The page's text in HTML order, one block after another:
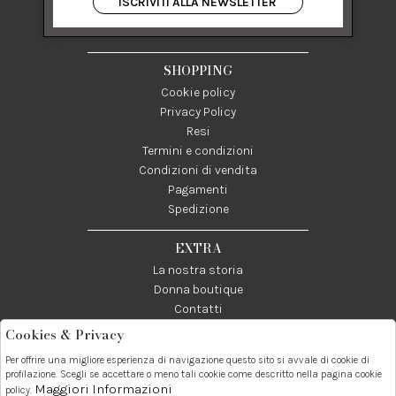
84122 Salerno Italia
P IVA 03024950655
SHOPPING
Cookie policy
Privacy Policy
Resi
Termini e condizioni
Condizioni di vendita
Pagamenti
Spedizione
EXTRA
La nostra storia
Donna boutique
Contatti
Telefono:
089237858
Whatsapp:
3338855601
Contatti:
info@donna1981.it
Cookies & Privacy
Per offrire una migliore esperienza di navigazione questo sito si avvale di cookie di
profilazione. Scegli se accettare o meno tali cookie come descritto nella pagina cookie
policy. Maggiori Informazioni